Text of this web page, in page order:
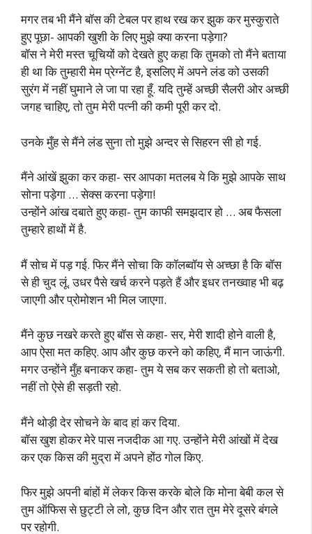
मगर तब भी मैंने बॉस की टेबल पर हाथ रख कर झुक कर मुस्कुराते
हुए पूछा- आपकी खुशी के लिए मुझे क्या करना पड़ेगा?
बॉस ने मेरी मस्त चूचियों को देखते हुए कहा कि तुमको तो मैंने बताया
ही था कि तुम्हारी मेम प्रेग्नेंट है, इसलिए में अपने लंड को उसकी
सुरंग में नहीं घुमाने ले जा पा रहा हूँ. यदि तुम्हें अच्छी सैलरी ओर अच्छी
जगह चाहिए, तो तुम मेरी पत्नी की कमी पूरी कर दो.
उनके मुँह से मैंने लंड सुना तो मुझे अन्दर से सिहरन सी हो गई.
मैंने आंखें झुका कर कहा- सर आपका मतलब ये कि मुझे आपके साथ
सोना पड़ेगा … सेक्स करना पड़ेगा!
उन्होंने आंख दबाते हुए कहा- तुम काफी समझदार हो … अब फैसला
तुम्हारे हाथों में है.
मैं सोच में पड़ गई. फिर मैंने सोचा कि कॉलब्वॉय से अच्छा है कि बॉस
से ही चुद लूं. उधर पैसे खर्च करने पड़ते हैं और इधर तनख्वाह भी बढ़
जाएगी और प्रोमोशन भी मिल जाएगा.
मैंने कुछ नखरे करते हुए बॉस से कहा- सर, मेरी शादी होने वाली है,
आप ऐसा मत कहिए. आप और कुछ करने को कहिए, मैं मान जाऊंगी.
मगर उन्होंने मुँह बनाकर कहा- तुम ये सब कर सकती हो तो बताओ,
नहीं तो ऐसे ही सड़ती रहो.
मैंने थोड़ी देर सोचने के बाद हां कर दिया.
बॉस खुश होकर मेरे पास नजदीक आ गए. उन्होंने मेरी आंखों में देख
कर एक किस की मुद्रा में अपने होंठ गोल किए.
फिर मुझे अपनी बांहों में लेकर किस करके बोले कि मोना बेबी कल से
तुम ऑफिस से छुट्टी ले लो, कुछ दिन और रात तुम मेरे दूसरे बंगले
पर रहोगी.